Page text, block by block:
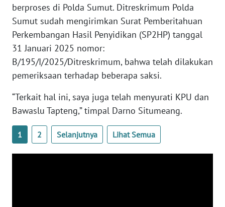
berproses di Polda Sumut. Ditreskrimum Polda
Sumut sudah mengirimkan Surat Pemberitahuan
Perkembangan Hasil Penyidikan (SP2HP) tanggal
31 Januari 2025 nomor:
B/195/I/2025/Ditreskrimum, bahwa telah dilakukan
pemeriksaan terhadap beberapa saksi.
“Terkait hal ini, saya juga telah menyurati KPU dan
Bawaslu Tapteng,” timpal Darno Situmeang.
1 2 Selanjutnya Lihat Semua
KALTENG
WN
KALTARA
WN
WN
KALTIM